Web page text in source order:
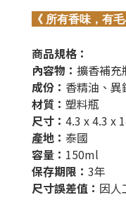
《 所有香味，有
商品規格：
內容物： 擴香補充
成份： 香精油、異
材質： 塑料瓶
尺寸： 4.3 x 4.3 x
產地： 泰國
容量： 150ml
保存期限： 3年
尺寸誤差值： 因